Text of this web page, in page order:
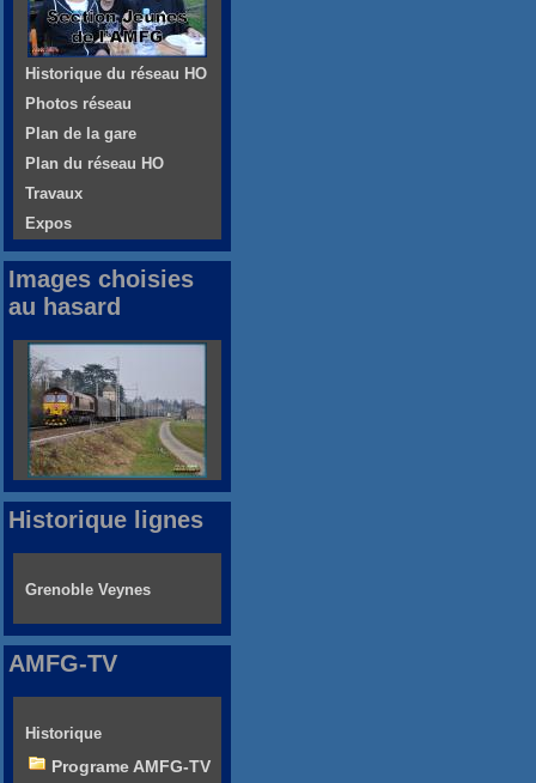
Historique du réseau HO
Photos réseau
Plan de la gare
Plan du réseau HO
Travaux
Expos
Images choisies
au hasard
Historique lignes
Grenoble Veynes
AMFG-TV
Historique
Programe AMFG-TV